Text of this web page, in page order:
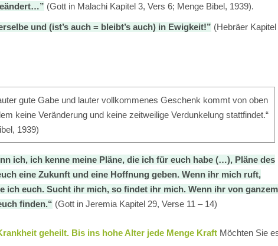
(Gott in Malachi Kapitel 3, Vers 6; Menge Bibel, 1939).
und (ist’s auch = bleibt’s auch) in Ewigkeit!” (Hebräer Kapitel
gute Gabe und lauter vollkommenes Geschenk kommt von oben
keine Veränderung und keine zeitweilige Verdunkelung stattfindet.“
1939)
ich, ich kenne meine Pläne, die ich für euch habe (…), Pläne des
eine Zukunft und eine Hoffnung geben. Wenn ihr mich ruft,
ich euch. Sucht ihr mich, so findet ihr mich. Wenn ihr von ganzem
finden.“ (Gott in Jeremia Kapitel 29, Verse 11 – 14)
geheilt. Bis ins hohe Alter jede Menge Kraft Möchten Sie